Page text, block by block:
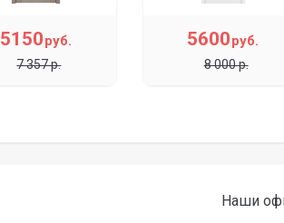
5150руб.
7 357 р.
5600руб.
8 000 р.
Наши